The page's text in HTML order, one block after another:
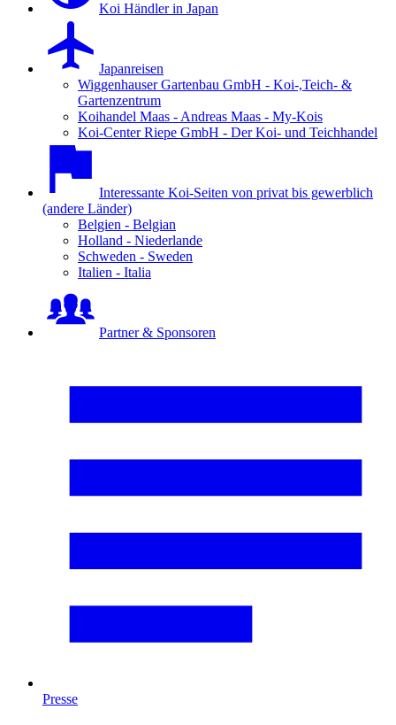
Koi Händler in Japan
Japanreisen
Wiggenhauser Gartenbau GmbH - Koi-,Teich- &
Gartenzentrum
Koihandel Maas - Andreas Maas - My-Kois
Koi-Center Riepe GmbH - Der Koi- und Teichhandel
Interessante Koi-Seiten von privat bis gewerblich
(andere Länder)
Belgien - Belgian
Holland - Niederlande
Schweden - Sweden
Italien - Italia
Partner & Sponsoren
Presse